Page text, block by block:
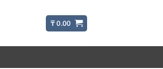
₸0.00